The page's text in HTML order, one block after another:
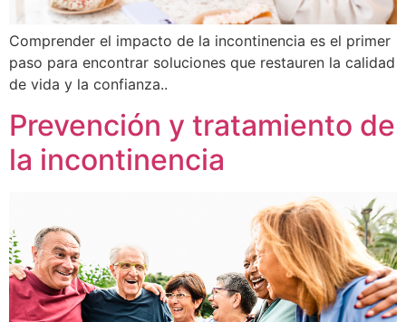
Comprender el impacto de la incontinencia es el primer
paso para encontrar soluciones que restauren la calidad
de vida y la confianza..
Prevención y tratamiento de
la incontinencia